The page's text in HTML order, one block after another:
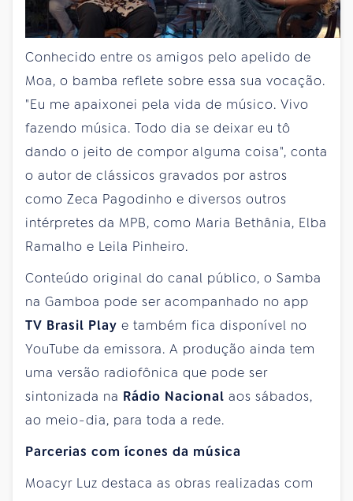
Conhecido entre os amigos pelo apelido de
Moa, o bamba reflete sobre essa sua vocação.
"Eu me apaixonei pela vida de músico. Vivo
fazendo música. Todo dia se deixar eu tô
dando o jeito de compor alguma coisa", conta
o autor de clássicos gravados por astros
como Zeca Pagodinho e diversos outros
intérpretes da MPB, como Maria Bethânia, Elba
Ramalho e Leila Pinheiro.
Conteúdo original do canal público, o Samba
na Gamboa pode ser acompanhado no app
TV Brasil Play e também fica disponível no
YouTube da emissora. A produção ainda tem
uma versão radiofônica que pode ser
sintonizada na Rádio Nacional aos sábados,
ao meio-dia, para toda a rede.
Parcerias com ícones da música
Moacyr Luz destaca as obras realizadas com